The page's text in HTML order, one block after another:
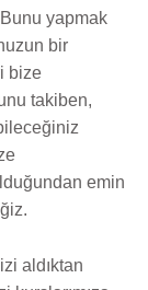
yapmak
bir
bize
takiben,
emin
aldıktan